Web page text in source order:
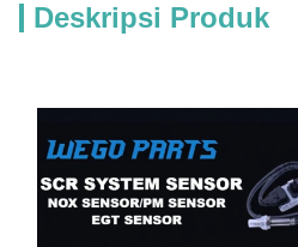
Deskripsi Produk